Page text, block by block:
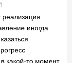
иногда
какой-то момент